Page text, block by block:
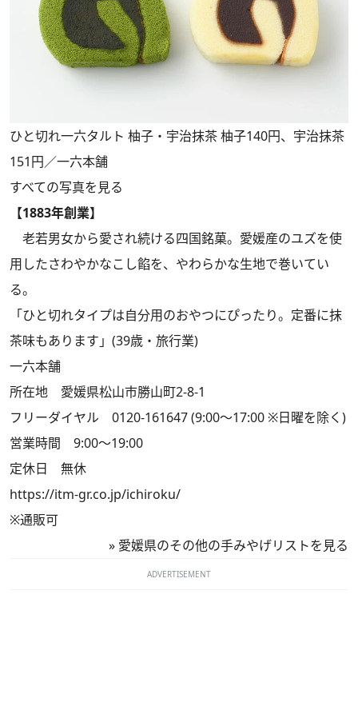
ひと切れ一六タルト 柚子・宇治抹茶 柚子140円、宇治抹茶
151円／一六本舗
すべての写真を見る
【1883年創業】
老若男女から愛され続ける四国銘菓。愛媛産のユズを使
用したさわやかなこし餡を、やわらかな生地で巻いてい
る。
「ひと切れタイプは自分用のおやつにぴったり。定番に抹
茶味もあります」(39歳・旅行業)
一六本舗
所在地 愛媛県松山市勝山町2-8-1
フリーダイヤル 0120-161647 (9:00～17:00 ※日曜を除く)
営業時間 9:00～19:00
定休日 無休
https://itm-gr.co.jp/ichiroku/
※通販可
» 愛媛県のその他の手みやげリストを見る
ADVERTISEMENT